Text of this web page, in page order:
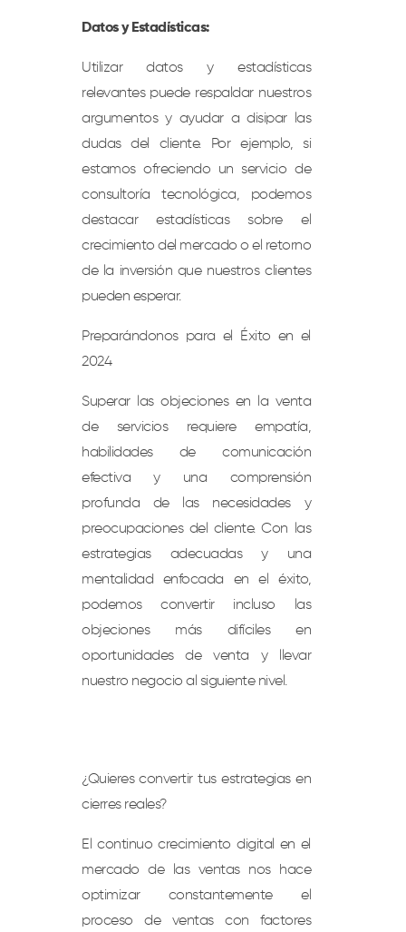
Datos y Estadísticas:
Utilizar datos y estadísticas
relevantes puede respaldar nuestros
argumentos y ayudar a disipar las
dudas del cliente. Por ejemplo, si
estamos ofreciendo un servicio de
consultoría tecnológica, podemos
destacar estadísticas sobre el
crecimiento del mercado o el retorno
de la inversión que nuestros clientes
pueden esperar.
Preparándonos para el Éxito en el
2024
Superar las objeciones en la venta
de servicios requiere empatía,
habilidades de comunicación
efectiva y una comprensión
profunda de las necesidades y
preocupaciones del cliente. Con las
estrategias adecuadas y una
mentalidad enfocada en el éxito,
podemos convertir incluso las
objeciones más difíciles en
oportunidades de venta y llevar
nuestro negocio al siguiente nivel.
¿Quieres convertir tus estrategias en
cierres reales?
El continuo crecimiento digital en el
mercado de las ventas nos hace
optimizar constantemente el
proceso de ventas con factores